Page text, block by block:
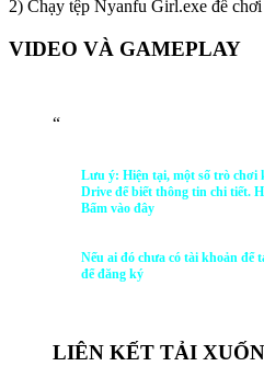
cập nhật
Hệ điều hành: Windows 7 SP1,
Đồ họa: 1024 × 768
Lưu trữ: 300 MB chỗ trống khả dụng
Card âm thanh: Tương thích DirectX